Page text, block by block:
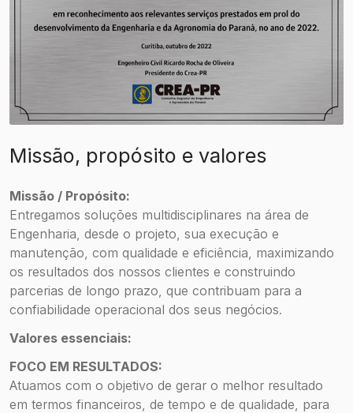
Missão, propósito e valores
Missão / Propósito:
Entregamos soluções multidisciplinares na área de
Engenharia, desde o projeto, sua execução e
manutenção, com qualidade e eficiência, maximizando
os resultados dos nossos clientes e construindo
parcerias de longo prazo, que contribuam para a
confiabilidade operacional dos seus negócios.
Valores essenciais:
FOCO EM RESULTADOS:
Atuamos com o objetivo de gerar o melhor resultado
em termos financeiros, de tempo e de qualidade, para